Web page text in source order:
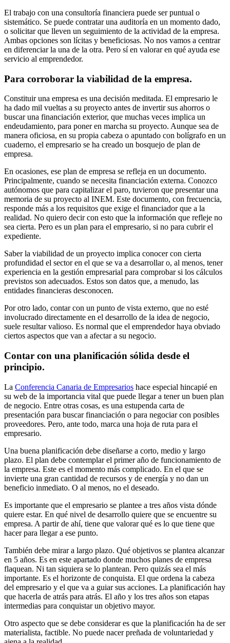
El trabajo con una consultoría financiera puede ser puntual o
sistemático. Se puede contratar una auditoría en un momento dado,
o solicitar que lleven un seguimiento de la actividad de la empresa.
Ambas opciones son lícitas y beneficiosas. No nos vamos a centrar
en diferenciar la una de la otra. Pero sí en valorar en qué ayuda ese
servicio al emprendedor.
Para corroborar la viabilidad de la empresa.
Constituir una empresa es una decisión meditada. El empresario le
ha dado mil vueltas a su proyecto antes de invertir sus ahorros o
buscar una financiación exterior, que muchas veces implica un
endeudamiento, para poner en marcha su proyecto. Aunque sea de
manera oficiosa, en su propia cabeza o apuntado con bolígrafo en un
cuaderno, el empresario se ha creado un bosquejo de plan de
empresa.
En ocasiones, ese plan de empresa se refleja en un documento.
Principalmente, cuando se necesita financiación externa. Conozco
autónomos que para capitalizar el paro, tuvieron que presentar una
memoria de su proyecto al INEM. Este documento, con frecuencia,
responde más a los requisitos que exige el financiador que a la
realidad. No quiero decir con esto que la información que refleje no
sea cierta. Pero es un plan para el empresario, si no para cubrir el
expediente.
Saber la viabilidad de un proyecto implica conocer con cierta
profundidad el sector en el que se va a desarrollar o, al menos, tener
experiencia en la gestión empresarial para comprobar si los cálculos
previstos son adecuados. Estos son datos que, a menudo, las
entidades financieras desconocen.
Por otro lado, contar con un punto de vista externo, que no esté
involucrado directamente en el desarrollo de la idea de negocio,
suele resultar valioso. Es normal que el emprendedor haya obviado
ciertos aspectos que van a afectar a su negocio.
Contar con una planificación sólida desde el
principio.
La Conferencia Canaria de Empresarios hace especial hincapié en
su web de la importancia vital que puede llegar a tener un buen plan
de negocio. Entre otras cosas, es una estupenda carta de
presentación para buscar financiación o para negociar con posibles
proveedores. Pero, ante todo, marca una hoja de ruta para el
empresario.
Una buena planificación debe diseñarse a corto, medio y largo
plazo. El plan debe contemplar el primer año de funcionamiento de
la empresa. Este es el momento más complicado. En el que se
invierte una gran cantidad de recursos y de energía y no dan un
beneficio inmediato. O al menos, no el deseado.
Es importante que el empresario se plantee a tres años vista dónde
quiere estar. En qué nivel de desarrollo quiere que se encuentre su
empresa. A partir de ahí, tiene que valorar qué es lo que tiene que
hacer para llegar a ese punto.
También debe mirar a largo plazo. Qué objetivos se plantea alcanzar
en 5 años. Es en este apartado donde muchos planes de empresa
flaquean. Ni tan siquiera se lo plantean. Pero quizás sea el más
importante. Es el horizonte de conquista. El que ordena la cabeza
del empresario y el que va a guiar sus acciones. La planificación hay
que hacerla de atrás para atrás. El año y los tres años son etapas
intermedias para conquistar un objetivo mayor.
Otro aspecto que se debe considerar es que la planificación ha de ser
materialista, factible. No puede nacer preñada de voluntariedad y